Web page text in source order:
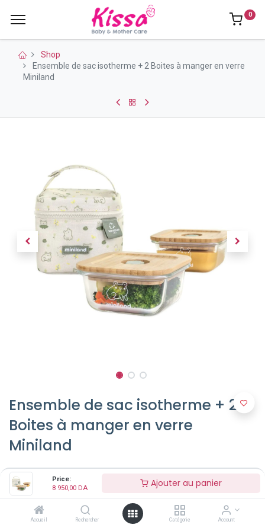
Price:
8 950,00 DA Ajouter au panier
Accueil Rechercher Catégorie Account
0
Shop
Ensemble de sac isotherme + 2 Boites à manger en verre
Miniland
Ensemble de sac isotherme + 2
Boites à manger en verre
Miniland
8 950,00DA